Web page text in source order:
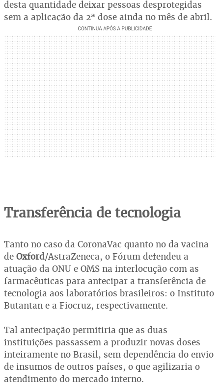
desta quantidade deixar pessoas desprotegidas
sem a aplicação da 2ª dose ainda no mês de abril.
Transferência de tecnologia
Tanto no caso da CoronaVac quanto no da vacina
de Oxford/AstraZeneca, o Fórum defendeu a
atuação da ONU e OMS na interlocução com as
farmacêuticas para antecipar a transferência de
tecnologia aos laboratórios brasileiros: o Instituto
Butantan e a Fiocruz, respectivamente.
Tal antecipação permitiria que as duas
instituições passassem a produzir novas doses
inteiramente no Brasil, sem dependência do envio
de insumos de outros países, o que agilizaria o
atendimento do mercado interno.